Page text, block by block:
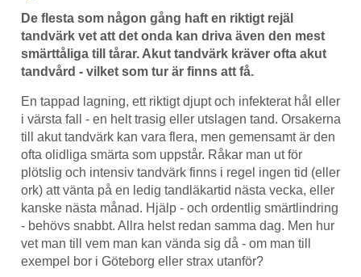
BLOGG
De flesta som någon gång haft en riktigt rejäl
tandvärk vet att det onda kan driva även den mest
smärttåliga till tårar. Akut tandvärk kräver ofta akut
tandvård - vilket som tur är finns att få.
En tappad lagning, ett riktigt djupt och infekterat hål eller
i värsta fall - en helt trasig eller utslagen tand. Orsakerna
till akut tandvärk kan vara flera, men gemensamt är den
ofta olidliga smärta som uppstår. Råkar man ut för
plötslig och intensiv tandvärk finns i regel ingen tid (eller
ork) att vänta på en ledig tandläkartid nästa vecka, eller
kanske nästa månad. Hjälp - och ordentlig smärtlindring
- behövs snabbt. Allra helst redan samma dag. Men hur
vet man till vem man kan vända sig då - om man till
exempel bor i Göteborg eller strax utanför?